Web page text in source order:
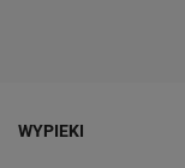
WYPIEKI